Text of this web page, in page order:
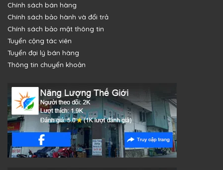
Chính sách bán hàng
Chính sách bảo hành và đổi trả
Chính sách bảo mật thông tin
Tuyển cộng tác viên
Tuyển đại lý bán hàng
Thông tin chuyển khoản